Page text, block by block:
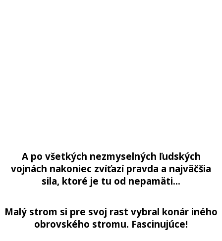
A po všetkých nezmyselných ľudských
vojnách nakoniec zvíťazí pravda a najväčšia
sila, ktoré je tu od nepamäti…
Malý strom si pre svoj rast vybral konár iného
obrovského stromu. Fascinujúce!